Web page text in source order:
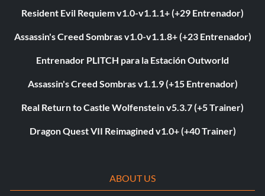
Resident Evil Requiem v1.0-v1.1.1+ (+29 Entrenador)
Assassin's Creed Sombras v1.0-v1.1.8+ (+23 Entrenador)
Entrenador PLITCH para la Estación Outworld
Assassin's Creed Sombras v1.1.9 (+15 Entrenador)
Real Return to Castle Wolfenstein v5.3.7 (+5 Trainer)
Dragon Quest VII Reimagined v1.0+ (+40 Trainer)
ABOUT US